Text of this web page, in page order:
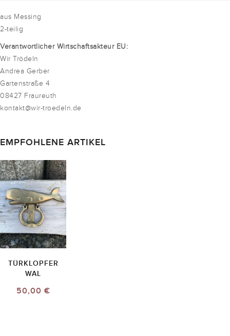
aus Messing
2-teilig
Verantwortlicher Wirtschaftsakteur EU:
Wir Trödeln
Andrea Gerber
Gartenstraße 4
08427 Fraureuth
kontakt@wir-troedeln.de
EMPFOHLENE ARTIKEL
TÜRKLOPFER
WAL
50,00 €